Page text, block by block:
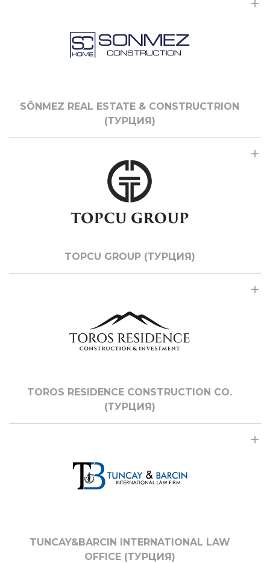
SÖNMEZ REAL ESTATE & CONSTRUCTRION
(ТУРЦИЯ)
TOPCU GROUP (ТУРЦИЯ)
TOROS RESIDENCE CONSTRUCTION CO.
(ТУРЦИЯ)
TUNCAY&BARCIN INTERNATIONAL LAW
OFFICE (ТУРЦИЯ)